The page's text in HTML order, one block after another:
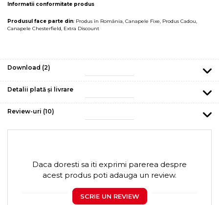
Informatii conformitate produs
Produsul face parte din: Produs în România, Canapele Fixe, Produs Cadou,
Canapele Chesterfield, Extra Discount
Download (2)
Detalii plată și livrare
Review-uri (10)
Daca doresti sa iti exprimi parerea despre
acest produs poti adauga un review.
SCRIE UN REVIEW